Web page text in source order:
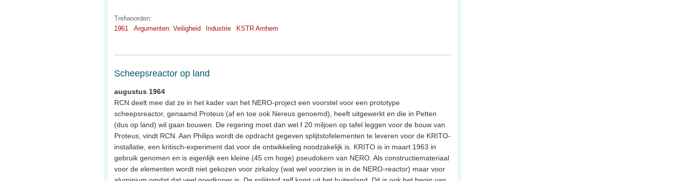
Trefwoorden:
1961
Argumenten: Veiligheid Industrie KSTR Arnhem
Scheepsreactor op land
augustus 1964
RCN deelt mee dat ze in het kader van het NERO-project een voorstel voor een prototype
scheepsreactor, genaamd Proteus (af en toe ook Nereus genoemd), heeft uitgewerkt en die in Petten
(dus op land) wil gaan bouwen. De regering moet dan wel f 20 miljoen op tafel leggen voor de bouw van
Proteus, vindt RCN. Aan Philips wordt de opdracht gegeven splijtstofelementen te leveren voor de KRITO-
installatie, een kritisch-experiment dat voor de ontwikkeling noodzakelijk is. KRITO is in maart 1963 in
gebruik genomen en is eigenlijk een kleine (45 cm hoge) pseudokern van NERO. Als constructiemateriaal
voor de elementen wordt niet gekozen voor zirkaloy (wat wel voorzien is in de NERO-reactor) maar voor